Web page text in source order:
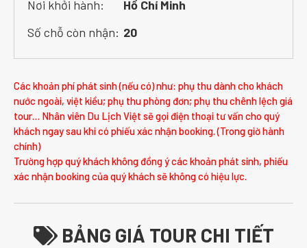
Nơi khởi hành:
Hồ Chí Minh
Số chỗ còn nhận: 20
Các khoản phí phát sinh (nếu có) như: phụ thu dành cho khách
nước ngoài, việt kiều; phụ thu phòng đơn; phụ thu chênh lệch giá
tour… Nhân viên Du Lịch Việt sẽ gọi điện thoại tư vấn cho quý
khách ngay sau khi có phiếu xác nhận booking. (Trong giờ hành
chính)
Trường hợp quý khách không đồng ý các khoản phát sinh, phiếu
xác nhận booking của quý khách sẽ không có hiệu lực.
BẢNG GIÁ TOUR CHI TIẾT